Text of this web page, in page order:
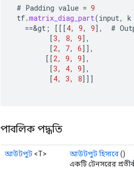
# Padding value = 9
tf.matrix_diag_part(input, k
==&gt ; [[[4, 9, 9] , #
[3, 8, 9] ,
[2, 7, 6]] ,
[[2, 9, 9] ,
[3, 4, 9] ,
[4, 3, 8]]]
পাবলিক পদ্ধতি
আউটপুট <T> আউটপুট হিসাবে()
একটি টেনসরের